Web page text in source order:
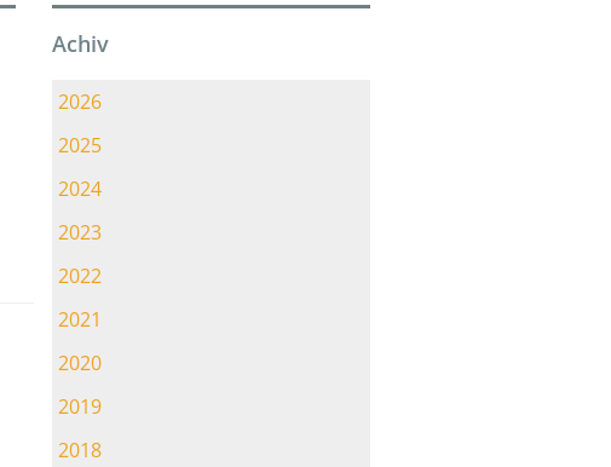
Achiv
2026
2025
2024
2023
2022
2021
2020
2019
2018